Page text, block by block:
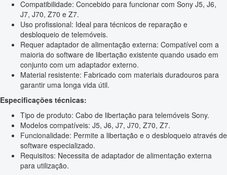
Compatibilidade: Concebido para funcionar com Sony J5, J6,
J7, J70, Z70 e Z7.
Uso profissional: Ideal para técnicos de reparação e
desbloqueio de telemóveis.
Requer adaptador de alimentação externa: Compatível com a
maioria do software de libertação existente quando usado em
conjunto com um adaptador externo.
Material resistente: Fabricado com materiais duradouros para
garantir uma longa vida útil.
Especificações técnicas:
Tipo de produto: Cabo de libertação para telemóveis Sony.
Modelos compatíveis: J5, J6, J7, J70, Z70, Z7.
Funcionalidade: Permite a libertação e o desbloqueio através de
software especializado.
Requisitos: Necessita de adaptador de alimentação externa
para utilização.